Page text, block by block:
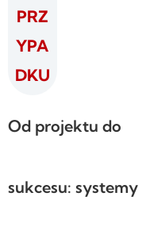
PRZ
YPA
DKU
Od projektu do
sukcesu: systemy